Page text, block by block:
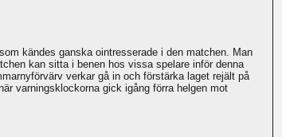
kändes ganska ointresserade i den matchen. Man
kan sitta i benen hos vissa spelare inför denna
verkar gå in och förstärka laget rejält på
varningsklockorna gick igång förra helgen mot